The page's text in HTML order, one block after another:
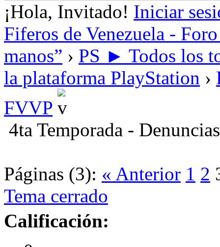
¡Hola, Invitado! Iniciar
Fiferos de Venezuela -
manos” › PS ► Todos los
la plataforma PlayStation ›
FVVP
4ta Temporada - Denuncias
Páginas (3): « Anterior 1 2
Tema cerrado
Calificación: